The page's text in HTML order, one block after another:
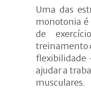
Uma das
monotonia
de
treinamento
flexibilidade
ajudar a
musculares.